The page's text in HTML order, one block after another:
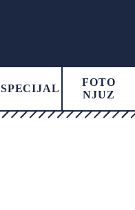
SPECIJAL
FOTO
NJUZ